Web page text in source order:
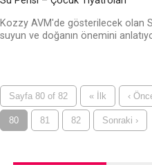
Kozzy AVM'de gösterilecek olan
suyun ve doğanın önemini
Sayfa 80 of 82 « İlk ‹
80 81 82 Sonraki ›